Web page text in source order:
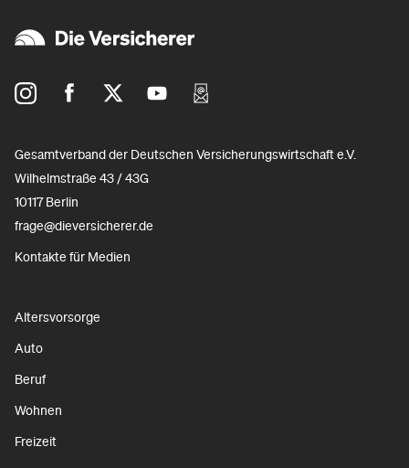
Gesamtverband der Deutschen Versicherungswirtschaft e.V.
Wilhelmstraße 43 / 43G
10117 Berlin
frage@dieversicherer.de
Kontakte für Medien
Altersvorsorge
Auto
Beruf
Wohnen
Freizeit